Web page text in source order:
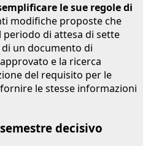
le sue regole di
modifiche proposte che
di attesa di sette
un documento di
e la ricerca
del requisito per le
le stesse informazioni
decisivo